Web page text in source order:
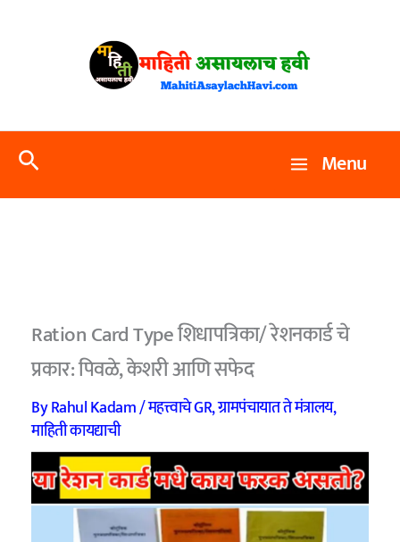
Search Menu
Ration Card Type शिधापत्रिका/ रेशनकार्ड चे
प्रकार: पिवळे, केशरी आणि सफेद
ByRahul Kadam/महत्त्वाचे GR,ग्रामपंचायात ते मंत्रालय,
माहिती कायद्याची